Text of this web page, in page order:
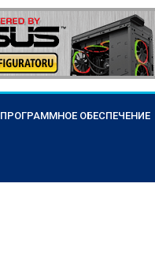
ПРОГРАММНОЕ ОБЕСПЕЧЕНИЕ